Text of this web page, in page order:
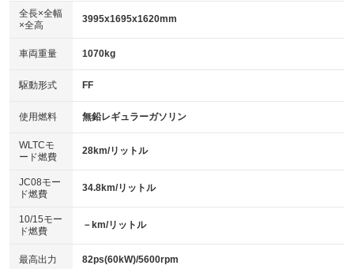
：装備なし
パワーウィンドウ
アイドリングストップ
：装備なし
USB入力端子
：装備なし
100V電源
：装備なし
センターデフロック
：装備なし
電動格納ミラー
：装備あり
：装備あり
革シート
キーレス
HID(キセノンライト)
：装備なし
バックカメラ
：装備あり
エアロ
：装備なし
：装備なし
パワーシート
ベンチシート
：装備なし
チップアップシート
：装備なし
全長×全幅
×全高
3995x1695x1620mm
車両重量 1070kg
駆動形式 FF
使用燃料 無鉛レギュラーガソリン
WLTCモ
ード燃費
28km/リットル
JC08モー
ド燃費
34.8km/リットル
10/15モー
ド燃費
－km/リットル
最高出力 82ps(60kW)/5600rpm